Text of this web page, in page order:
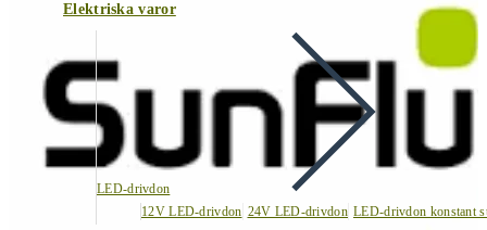
Elektriska varor
LED-drivdon
12V LED-drivdon 24V LED-drivdon LED-drivdon konstant